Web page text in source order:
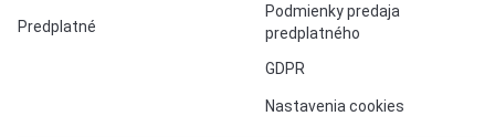
Predplatné
Podmienky predaja
predplatného
GDPR
Nastavenia cookies